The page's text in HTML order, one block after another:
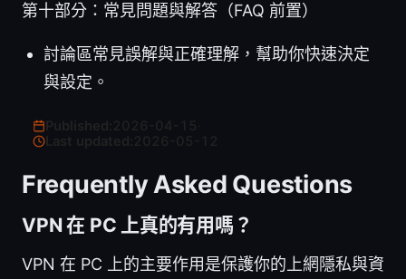
第十部分：常見問題與解答（FAQ 前置）
討論區常見誤解與正確理解，幫助你快速決定
與設定。
Last updated:
Frequently Asked Questions
VPN 在 PC 上真的有用嗎？
VPN 在 PC 上的主要作用是保護你的上網隱私與資